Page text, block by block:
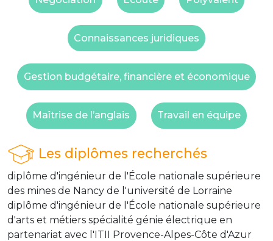
Connaissances juridiques
Gestion budgétaire, financière et économique
Maîtrise de l’anglais Travail en équipe
Les diplômes recherchés
diplôme d'ingénieur de l'École nationale supérieure
des mines de Nancy de l'université de Lorraine
diplôme d'ingénieur de l'École nationale supérieure
d'arts et métiers spécialité génie électrique en
partenariat avec l'ITII Provence-Alpes-Côte d'Azur